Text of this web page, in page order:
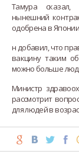
Тамура сказал,
нынешний
одобрена в
н добавил, что
вакцину таким
можно больше
Министр
рассмотрит
для людей в